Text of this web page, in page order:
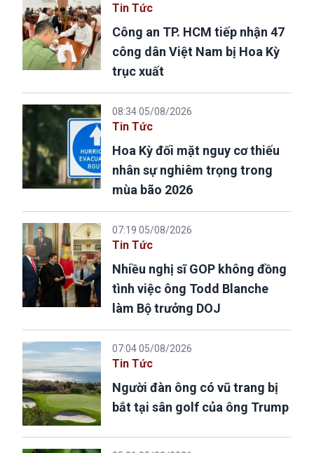
Tin Tức
Công an TP. HCM tiếp nhận 47
công dân Việt Nam bị Hoa Kỳ
trục xuất
08:34 05/08/2026
Tin Tức
Hoa Kỳ đối mặt nguy cơ thiếu
nhân sự nghiêm trọng trong
mùa bão 2026
07:19 05/08/2026
Tin Tức
Nhiều nghị sĩ GOP không đồng
tình việc ông Todd Blanche
làm Bộ trưởng DOJ
07:04 05/08/2026
Tin Tức
Người đàn ông có vũ trang bị
bắt tại sân golf của ông Trump